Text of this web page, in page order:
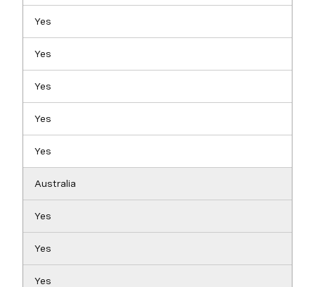
Yes
Yes
Yes
Yes
Yes
Australia
Yes
Yes
Yes